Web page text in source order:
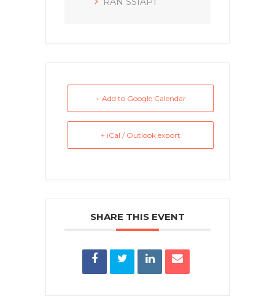
+ Add to Google Calendar
+ iCal / Outlook export
SHARE THIS EVENT